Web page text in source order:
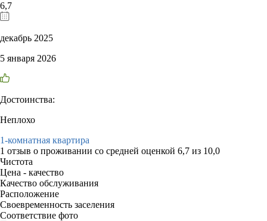
6,7
декабрь 2025
5 января 2026
Достоинства:
Неплохо
1-комнатная квартира
1 отзыв о проживании со средней оценкой 6,7 из 10,0
Чистота
Цена - качество
Качество обслуживания
Расположение
Своевременность заселения
Соответствие фото